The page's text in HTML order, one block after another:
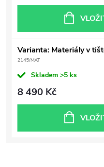
Varianta: Materiály v
2145/MAT
Skladem >5 ks
8 490 Kč